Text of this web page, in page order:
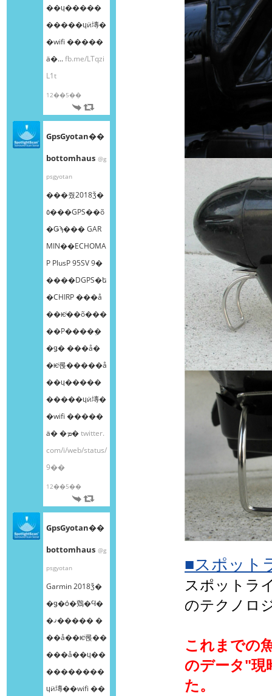
��ɥ�����
�����ɥӥ塼�
�wifi �����
ä�...fb.me/LTqzi
L1t
12��5��
GpsGyotan��
bottomhaus @g
psgyotan
���줬2018ǯ�
٥���GPS��õ
�Ǥϡ��� GAR
MIN��ECHOMA
P PlusP 95SV 9�
����DGPS�ե
�CHIRP ���å
��ѥͥ��õ���
��Ρ����ܸ�
�ǥ� ���å�
�ѥͥ롡�����å
��ɥ�����
�����ɥӥ塼�
�wifi �����
ä� �ܡ�twitter.
com/i/web/status/
9��
12��5��
GpsGyotan��
bottomhaus @g
psgyotan
Garmin 2018ǯ�
�ǥ�ȯ�䳫�Ϥ�
�ޤ����� �
��å��ѥͥ롡��
���å��ɥ��
��������
ɥӥ塼��wifi ��
■スポット
スポットラ
のテクノロ
これまでの
のデータ"現
た。